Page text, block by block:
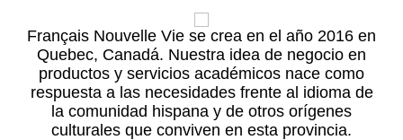
Français Nouvelle Vie se crea en el año 2016 en
Quebec, Canadá. Nuestra idea de negocio en
productos y servicios académicos nace como
respuesta a las necesidades frente al idioma de
la comunidad hispana y de otros orígenes
culturales que conviven en esta provincia.